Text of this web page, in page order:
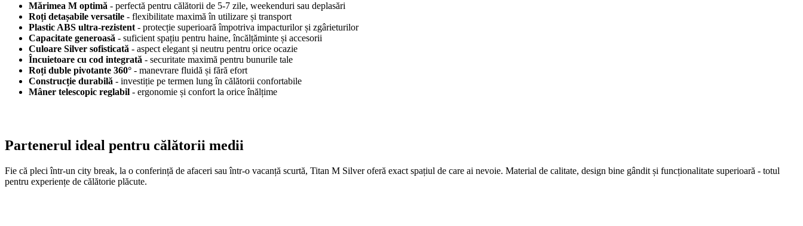
Mărimea M optimă - perfectă pentru călătorii de 5-7 zile, weekenduri sau deplasări
Roți detașabile versatile - flexibilitate maximă în utilizare și transport
Plastic ABS ultra-rezistent - protecție superioară împotriva impacturilor și zgârieturilor
Capacitate generoasă - suficient spațiu pentru haine, încălțăminte și accesorii
Culoare Silver sofisticată - aspect elegant și neutru pentru orice ocazie
Încuietoare cu cod integrată - securitate maximă pentru bunurile tale
Roți duble pivotante 360° - manevrare fluidă și fără efort
Construcție durabilă - investiție pe termen lung în călătorii confortabile
Mâner telescopic reglabil - ergonomie și confort la orice înălțime
Partenerul ideal pentru călătorii medii
Fie că pleci într-un city break, la o conferință de afaceri sau într-o vacanță scurtă, Titan M Silver oferă exact spațiul de care ai nevoie. Material de calitate, design bine gândit și funcționalitate superioară - totul
pentru experiențe de călătorie plăcute.